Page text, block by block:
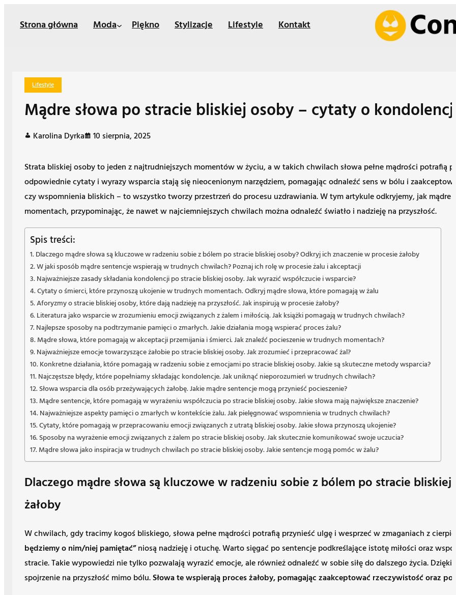
Strona główna Moda Piękno Stylizacje Lifestyle Kontakt
Lifestyle
Mądre słowa po stracie bliskiej osoby – cytaty o
Karolina Dyrka 10 sierpnia, 2025
Strata bliskiej osoby to jeden z najtrudniejszych momentów w życiu, a w takich chwilach słowa pełne mądrości potrafią
odpowiednie cytaty i wyrazy wsparcia stają się nieocenionym narzędziem, pomagając odnaleźć sens w bólu i
czy wspomnienia bliskich – to wszystko tworzy przestrzeń do procesu uzdrawiania. W tym artykule odkryjemy, jak mądre
momentach, przypominając, że nawet w najciemniejszych chwilach można odnaleźć światło i nadzieję na przyszłość.
Spis treści:
Dlaczego mądre słowa są kluczowe w radzeniu sobie z bólem po stracie bliskiej osoby? Odkryj ich znaczenie w procesie żałoby
W jaki sposób mądre sentencje wspierają w trudnych chwilach? Poznaj ich rolę w procesie żalu i akceptacji
Najważniejsze zasady składania kondolencji po stracie bliskiej osoby. Jak wyrazić współczucie i wsparcie?
Cytaty o śmierci, które przynoszą ukojenie w trudnych momentach. Odkryj mądre słowa, które pomagają w żalu
Aforyzmy o stracie bliskiej osoby, które dają nadzieję na przyszłość. Jak inspirują w procesie żałoby?
Literatura jako wsparcie w zrozumieniu emocji związanych z żalem i miłością. Jak książki pomagają w trudnych chwilach?
Najlepsze sposoby na podtrzymanie pamięci o zmarłych. Jakie działania mogą wspierać proces żalu?
Mądre słowa, które pomagają w akceptacji przemijania i śmierci. Jak znaleźć pocieszenie w trudnych momentach?
Najważniejsze emocje towarzyszące żałobie po stracie bliskiej osoby. Jak zrozumieć i przepracować żal?
Konkretne działania, które pomagają w radzeniu sobie z emocjami po stracie bliskiej osoby. Jakie są skuteczne metody wsparcia?
Najczęstsze błędy, które popełniamy składając kondolencje. Jak uniknąć nieporozumień w trudnych chwilach?
Słowa wsparcia dla osób przeżywających żałobę. Jakie mądre sentencje mogą przynieść pocieszenie?
Mądre sentencje, które pomagają w wyrażeniu współczucia po stracie bliskiej osoby. Jakie słowa mają największe znaczenie?
Najważniejsze aspekty pamięci o zmarłych w kontekście żalu. Jak pielęgnować wspomnienia w trudnych chwilach?
Cytaty, które pomagają w przepracowaniu emocji związanych z utratą bliskiej osoby. Jakie słowa przynoszą ukojenie?
Sposoby na wyrażenie emocji związanych z żalem po stracie bliskiej osoby. Jak skutecznie komunikować swoje uczucia?
Mądre słowa jako inspiracja w trudnych chwilach po stracie bliskiej osoby. Jakie sentencje mogą pomóc w żalu?
Dlaczego mądre słowa są kluczowe w radzeniu sobie z bólem po stracie bliskiej
żałoby
W chwilach, gdy tracimy kogoś bliskiego, słowa pełne mądrości potrafią przynieść ulgę i wesprzeć w zmaganiach z
będziemy o nim/niej pamiętać”niosą nadzieję i otuchę. Warto sięgać po sentencje podkreślające istotę miłości oraz
stracie. Takie wypowiedzi nie tylko pozwalają wyrazić emocje, ale również odnaleźć w sobie siłę do dalszego życia.
spojrzenie na przyszłość mimo bólu.Słowa te wspierają proces żałoby, pomagając zaakceptować rzeczywistość oraz